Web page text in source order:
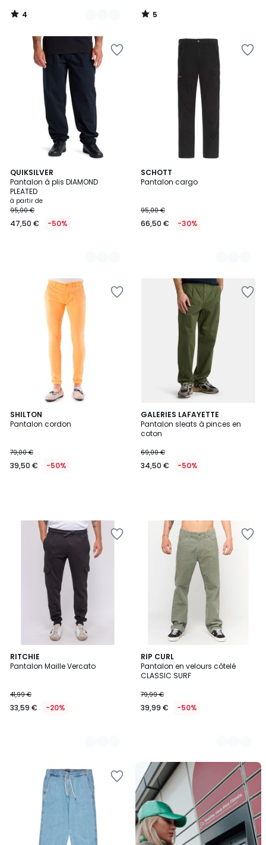
4
/
5
/
QUIKSILVER
Pantalon à plis DIAMOND
PLEATED
à partir de
95,00 €
47,50 € -50%
2
Couleurs
SCHOTT
Pantalon cargo
95,00 €
66,50 € -30%
3
Couleurs
SHILTON
Pantalon cordon
79,00 €
39,50 € -50%
GALERIES LAFAYETTE
Pantalon sleats à pinces en
coton
69,00 €
34,50 € -50%
RITCHIE
Pantalon Maille Vercato
41,99 €
33,59 € -20%
2
Couleurs
RIP CURL
Pantalon en velours côtelé
CLASSIC SURF
79,99 €
39,99 € -50%
3
Couleurs
Nouveau
Livraison
en
Locker
Mondial
Relay